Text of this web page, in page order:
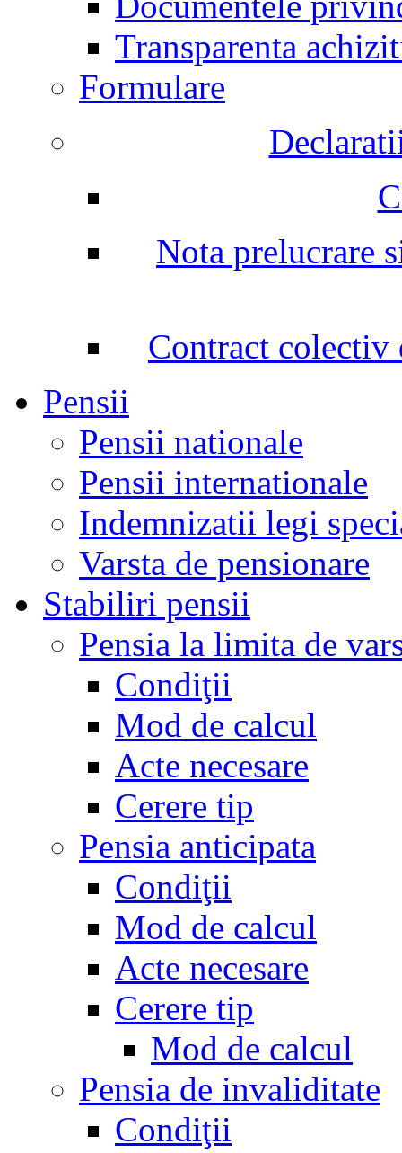
Transparenta
Formulare
Nota prelucrare
Contract colectiv
Pensii
Pensii nationale
Pensii internationale
Indemnizatii legi
Varsta de pensionare
Stabiliri pensii
Pensia la limita de
Condiţii
Mod de calcul
Acte necesare
Cerere tip
Pensia anticipata
Condiţii
Mod de calcul
Acte necesare
Cerere tip
Mod de calcul
Pensia de invaliditate
Condiţii